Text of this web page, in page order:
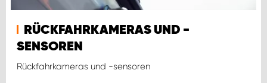
RÜCKFAHRKAMERAS UND -
SENSOREN
Rückfahrkameras und -sensoren